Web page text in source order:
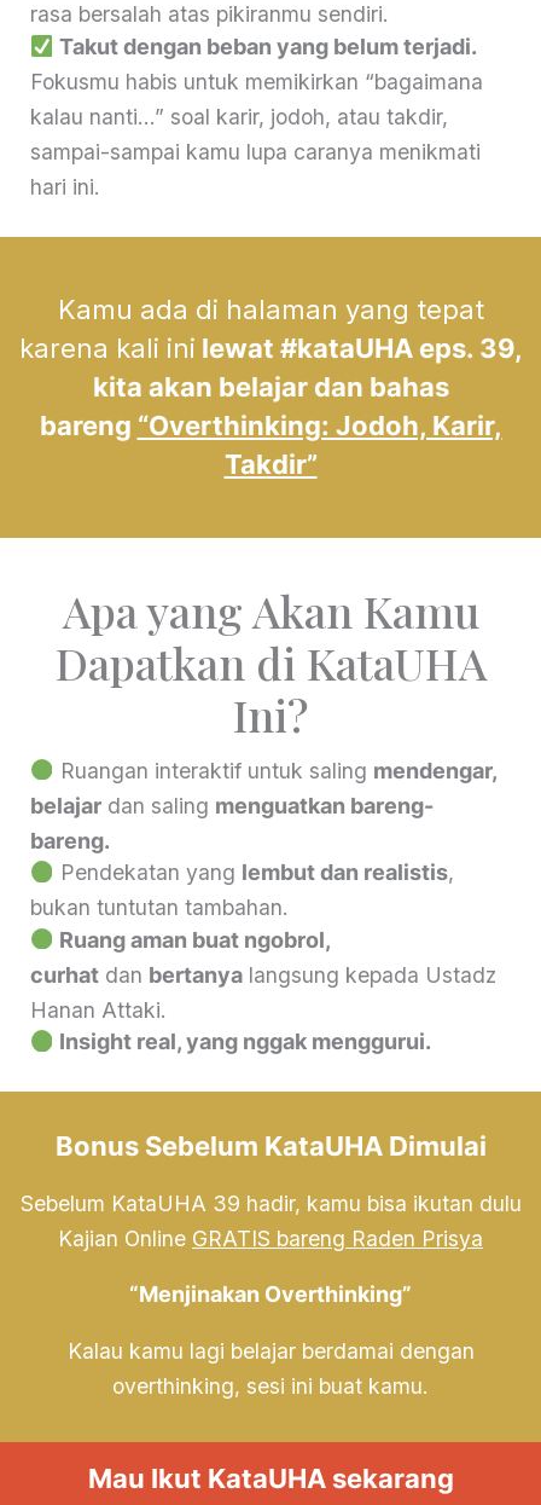
rasa bersalah atas pikiranmu sendiri.
Takut dengan beban yang belum terjadi.
Fokusmu habis untuk memikirkan “bagaimana
kalau nanti…” soal karir, jodoh, atau takdir,
sampai-sampai kamu lupa caranya menikmati
hari ini.
Kamu ada di halaman yang tepat
karena kali ini lewat #kataUHA eps. 39,
kita akan belajar dan bahas
bareng “Overthinking: Jodoh, Karir,
Takdir”
Apa yang Akan Kamu
Dapatkan di KataUHA
Ini?
Ruangan interaktif untuk saling mendengar,
belajardan saling menguatkan bareng-
bareng.
Pendekatan yang lembut dan realistis,
bukan tuntutan tambahan.
Ruang aman buat ngobrol,
curhatdan bertanyalangsung kepada Ustadz
Hanan Attaki.
Insight real, yang nggak menggurui.
Bonus Sebelum KataUHA Dimulai
Sebelum KataUHA 39 hadir, kamu bisa ikutan dulu
Kajian Online GRATIS bareng Raden Prisya
“Menjinakan Overthinking”
Kalau kamu lagi belajar berdamai dengan
overthinking, sesi ini buat kamu.
Mau Ikut KataUHA sekarang